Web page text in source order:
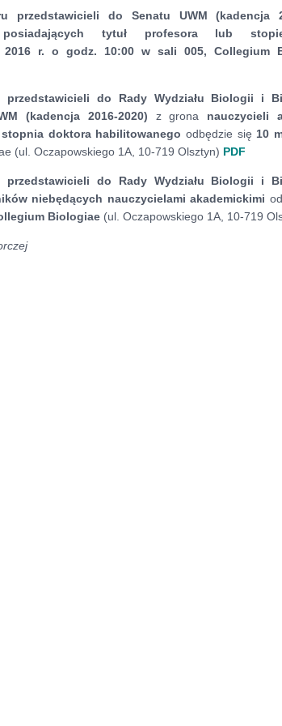
przedstawicieli do Senatu UWM (kadencja
tytuł profesora lub
2016 r. o godz. 10:00 w sali 005, Collegium
do Rady Wydziału Biologii i
(kadencja 2016-2020) z grona nauczycieli
doktora habilitowanego odbędzie się 10
(ul. Oczapowskiego 1A, 10-719 Olsztyn) PDF
do Rady Wydziału Biologii i
niebędących nauczycielami akademickimi
Biologiae (ul. Oczapowskiego 1A, 10-719